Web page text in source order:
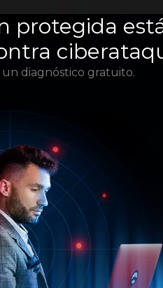
EMPRESA
gasto
Controla y
protegida
diagnóstico gratuito.